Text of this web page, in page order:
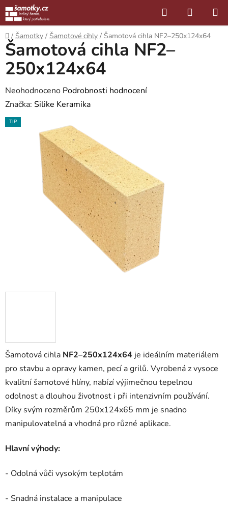
Přejít
na
obsah
Hledat
KOŠÍK
Domů
/ Šamotky / Šamotové cihly / Šamotová cihla NF2–250x124x64
Šamotová cihla NF2–250x124x64 je ideálním materiálem
pro stavbu a opravy kamen, pecí a grilů. Vyrobená z vysoce
kvalitní šamotové hlíny, nabízí výjimečnou tepelnou
odolnost a dlouhou životnost i při intenzivním používání.
Díky svým rozměrům 250x124x65 mm je snadno
manipulovatelná a vhodná pro různé aplikace.
Hlavní výhody:
- Odolná vůči vysokým teplotám
- Snadná instalace a manipulace
Šamotová cihla NF2–
250x124x64
Průměrné
hodnocení
produktu
Neohodnoceno Podrobnosti hodnocení
Značka: Silike Keramika
TIP